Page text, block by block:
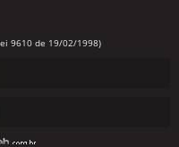
9610 de 19/02/1998)